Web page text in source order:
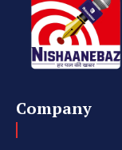
Company